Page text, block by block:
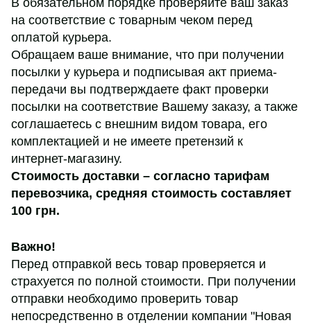
на соответствие с товарным чеком перед
оплатой курьера.
Обращаем ваше внимание, что при получении
посылки у курьера и подписывая акт приема-
передачи вы подтверждаете факт проверки
посылки на соответствие Вашему заказу, а также
соглашаетесь с внешним видом товара, его
комплектацией и не имеете претензий к
интернет-магазину.
Стоимость доставки – согласно тарифам
перевозчика, средняя стоимость составляет
100 грн.
Важно!
Перед отправкой весь товар проверяется и
страхуется по полной стоимости. При получении
отправки необходимо проверить товар
непосредственно в отделении компании "Новая